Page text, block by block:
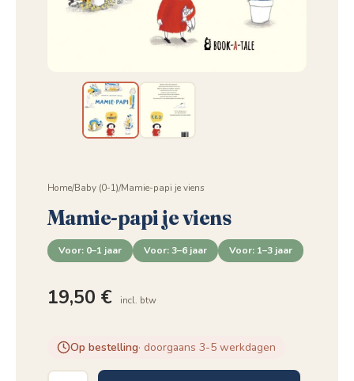
Home/Baby (0-1)/Mamie-papi je viens
Mamie-papi je viens
Voor: 0–1 jaar Voor: 3–6 jaar Voor: 1–3 jaar
19,50 € incl. btw
Op bestelling· doorgaans 3-5 werkdagen